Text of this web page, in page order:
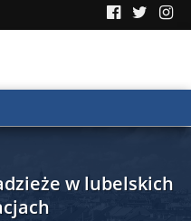
w lubelskich